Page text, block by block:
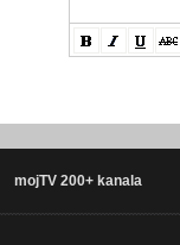
mojTV 200+ kanala